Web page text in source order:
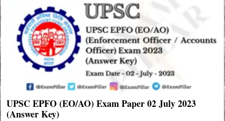
UPSC EPFO (EO/AO) Exam Paper 02 July 2023
(Answer Key)